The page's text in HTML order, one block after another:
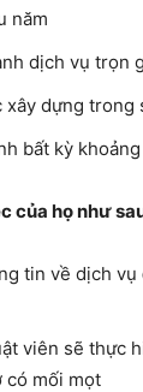
năm
dịch vụ trọn
dựng trong
bất kỳ
của họ như
tin về dịch vụ
viên sẽ thực
có mối mọt